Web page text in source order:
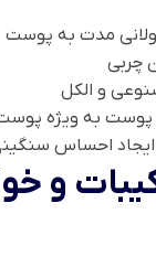
مدت به پوست
چربی
و الکل
پوست به ویژه
احساس
و